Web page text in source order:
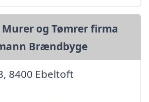
og Tømrer firma
Brændbyge
8400 Ebeltoft